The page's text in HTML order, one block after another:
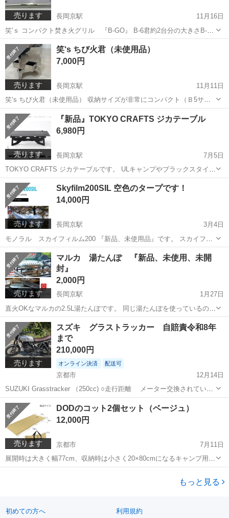
売ります 長岡京駅
11月16日
笑'ｓ コンパクト焚き火グリル 『B-GO』 B-6君約2台分の大きさB-5
サイズの焚き火グリルです。 『B-GO』は高さがあるゴトクと大きめ
の開閉扉が特徴です。 また前後側板の上端を折り返し強度を出し切り
込みを無くす事で...
京都 京都市 長岡京駅 その他 グリル
売ります
笑‘s ちび火君（未使用品）
7,000円
長岡京駅
11月11日
笑‘s ちび火君（未使用品） 収納サイズが非常にコンパクト（Ｂ5サイ
ズ）で耐火荷重に優れた堅牢な焚火台です。 燃焼効率も非常に良いと
定評のある日本メーカー、笑’sの焚火台です。 オプションパーツで、
専用グリル、ロストル、二...
京都 長岡京駅
売ります
『新品』TOKYO CRAFTS ジカテーブル
6,980円
長岡京駅
7月5日
TOKYO CRAFTS ジカテーブルです。 ULキャンプやブラックスタイル
の方、ソロキャンプの方にオススメです！ 薄さ、軽さを重要視かつ、
A4より少し大きいと言うわがままな願いを叶えてくれる折りたたみテ
京都 その他 ソロキャンプ
売ります
Skyfilm200SIL 空色のタープです！
14,000円
長岡京駅
3月4日
モノラル スカイフィルム200 『新品、未使用品』です。 スカイフィ
ルム200がシルポリエステルになってモデルチェンジ。 斬新な空色は
そのままに耐久性アップ。 ユーティリティラインの追加など、使い勝
手もさらに向上。 スカ...
京都 京都市 長岡京駅 タープ
売ります
マルカ 湯たんぽ 『新品、未使用、未開
封』
2,000円
長岡京駅
1月27日
直火OKなマルカの2.5L湯たんぽです。 同じ湯たんぽを使っているので
すが、寝る前に加熱しシュラフの中に入れておくと朝まで暖かくお湯
で残っています。 冬のキャンプの必需品です！ 他にも声をかけるの
で、連絡頂いた際に在庫な...
京都 京都市 長岡京駅 その他
売ります
スズキ グラストラッカー 自賠責令和8年
まで
210,000円
オンライン決済 配送可
京都市
12月14日
SUZUKI Grasstracker （250cc) ○走行距離 メーター交換されている
ため実走行不明 ○プラグ、ブレーキオイル、エンジンオイル直近3ヶ月
以内に交換 ○タンク・シート タンクは昨年秋ごろに大型化のた...
京都 自賠責
売ります
DODのコット2個セット（ベージュ）
12,000円
京都市
7月11日
展開時は大きく幅77cm、収納時は小さく20×80cmになるキャンプ用コ
ットです。 新品未開封なので、安心して使っていただけるかと思いま
もっと見る
初めての方へ 利用規約